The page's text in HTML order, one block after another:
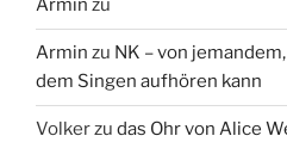
Armin zu
Armin zu NK – von
dem Singen aufhören kann
Volkerzu das Ohr von Alice